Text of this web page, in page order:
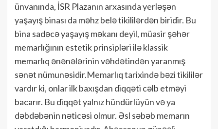
ünvanında, İSR Plazanın arxasında yerləşən
yaşayış binası da məhz belə tikililərdən biridir. Bu
bina sadəcə yaşayış məkanı deyil, müasir şəhər
memarlığının estetik prinsipləri ilə klassik
memarlıq ənənələrinin vəhdətindən yaranmış
sənət nümunəsidir.Memarlıq tarixində bəzi tikililər
vardır ki, onlar ilk baxışdan diqqəti cəlb etməyi
bacarır. Bu diqqət yalnız hündürlüyün və ya
dəbdəbənin nəticəsi olmur. Əsl səbəb memarın